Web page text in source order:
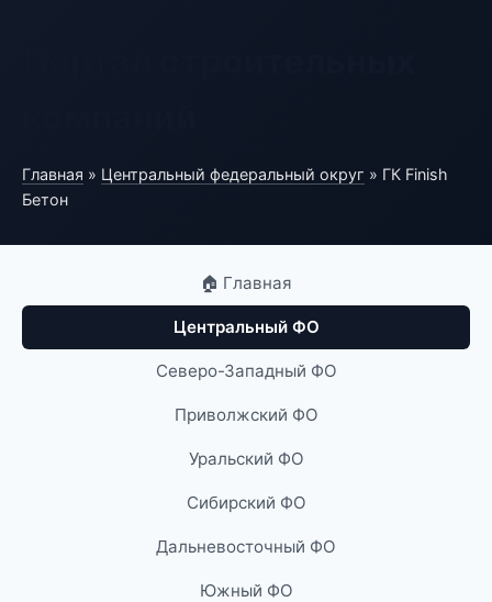
Главная » Центральный федеральный округ » ГК Finish
Бетон
🏠 Главная
Центральный ФО
Северо-Западный ФО
Приволжский ФО
Уральский ФО
Сибирский ФО
Дальневосточный ФО
Южный ФО